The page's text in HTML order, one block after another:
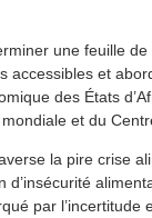
une feuille
accessibles et
des États
et du
la pire crise
d’insécurité
par l’incertitude